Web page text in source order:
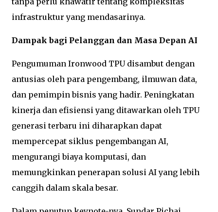
infrastruktur yang mendasarinya.
Dampak bagi Pelanggan dan Masa Depan AI
Pengumuman Ironwood TPU disambut dengan
antusias oleh para pengembang, ilmuwan data,
dan pemimpin bisnis yang hadir. Peningkatan
kinerja dan efisiensi yang ditawarkan oleh TPU
generasi terbaru ini diharapkan dapat
mempercepat siklus pengembangan AI,
mengurangi biaya komputasi, dan
memungkinkan penerapan solusi AI yang lebih
canggih dalam skala besar.